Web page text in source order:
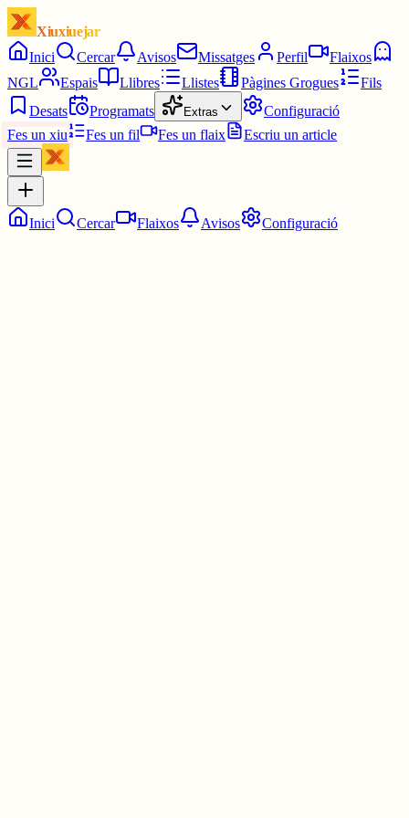
Xiuxiuejar
Inici
Cercar Avisos Missatges Perfil
Flaixos
NGL
Espais Llibres Llistes Pàgines Grogues
Fils
Desats
Programats Extras
Configuració
Fes un xiu
Fes un fil Fes un flaix Escriu un article
Inici Cercar Flaixos Avisos Configuració